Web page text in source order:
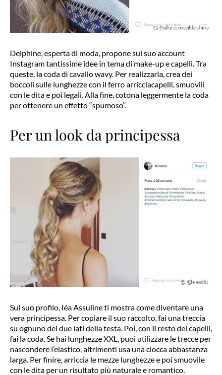
Delphine, esperta di moda, propone sul suo account
Instagram tantissime idee in tema di make-up e capelli. Tra
queste, la coda di cavallo wavy. Per realizzarla, crea dei
boccoli sulle lunghezze con il ferro arricciacapelli, smuovili
con le dita e poi legali. Alla fine, cotona leggermente la coda
per ottenere un effetto “spumoso”.
Per un look da principessa
Sul suo profilo, Iéa Assuline ti mostra come diventare una
vera principessa. Per copiare il suo raccolto, fai una treccia
su ognuno dei due lati della testa. Poi, con il resto dei capelli,
fai la coda. Se hai lunghezze XXL, puoi utilizzare le trecce per
nascondere l’elastico, altrimenti usa una ciocca abbastanza
larga. Per finire, arriccia le mezze lunghezze e poi smuovile
con le dita per un risultato più naturale e romantico.